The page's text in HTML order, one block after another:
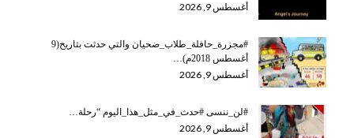
أغسطس 9, 2026
#مجزرة_حافلة_طلاب_ضحيان والتي حدثت بتاريخ(9
أغسطس 2018م)…
أغسطس 9, 2026
#لن_ننسى #حدث_في_مثل_هذا_اليوم “رحلة…
أغسطس 9, 2026